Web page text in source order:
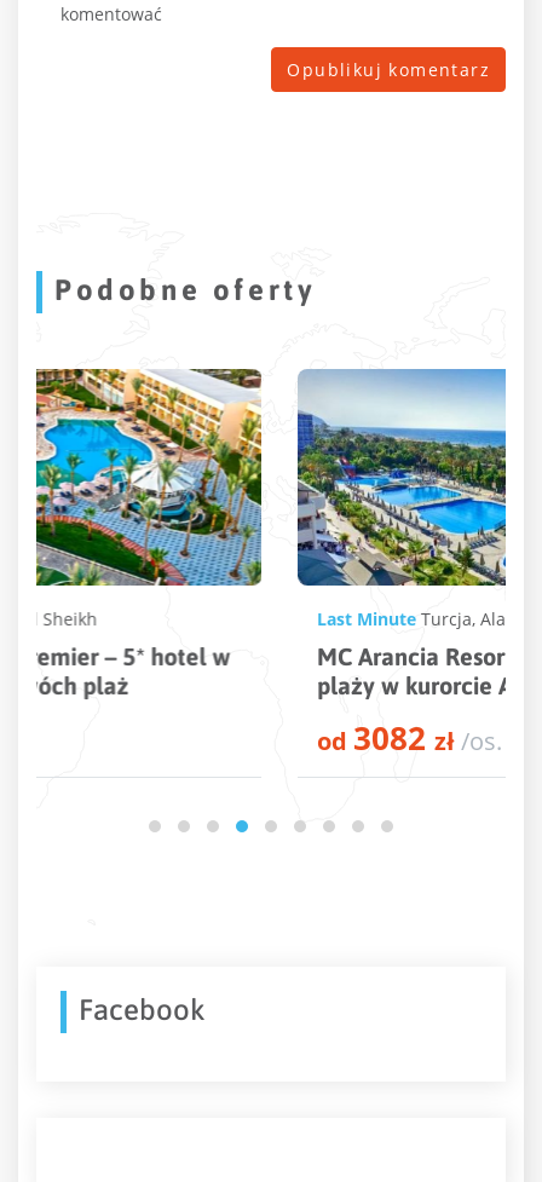
komentować
Podobne oferty
Last Minute Konakli
MC Arancia Resort – 5* hotel tuż przy
plaży w kurorcie Alanya
Facebook